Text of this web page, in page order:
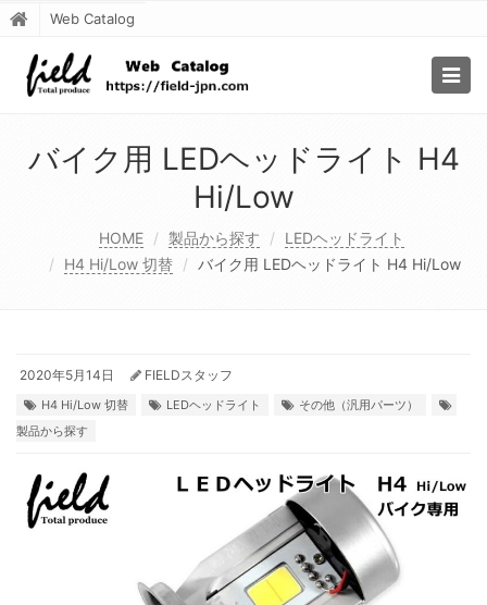
Web Catalog
バイク用 LEDヘッドライト H4
Hi/Low
HOME 製品から探す
LEDヘッドライト
H4 Hi/Low 切替
バイク用 LEDヘッドライト H4 Hi/Low
2020年5月14日 FIELDスタッフ
H4 Hi/Low 切替 LEDヘッドライト
その他（汎用パーツ）
製品から探す